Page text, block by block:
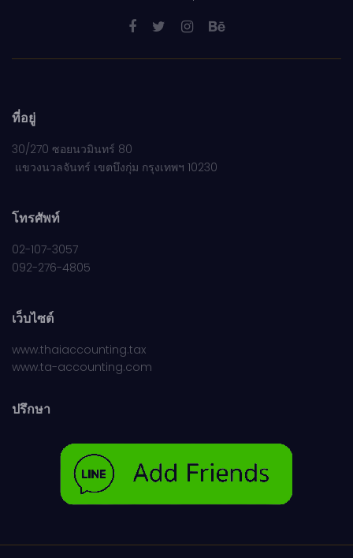
ที่อยู่
30/270 ซอยนวมินทร์ 80
แขวงนวลจันทร์ เขตบึงกุ่ม กรุงเทพฯ 10230
โทรศัพท์
02-107-3057
092-276-4805
เว็บไซต์
www.thaiaccounting.tax
www.ta-accounting.com
ปรึกษา